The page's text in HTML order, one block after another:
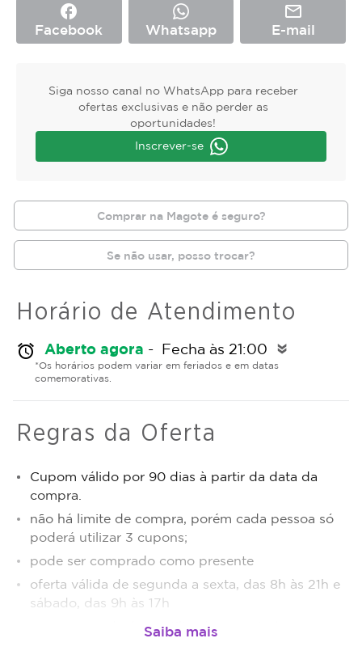
facebook
Facebook Whatsapp
mail_outline
E-mail
Siga nosso canal no WhatsApp para receber
ofertas exclusivas e não perder as
oportunidades!
Inscrever-se
Comprar na Magote é seguro?
Se não usar, posso trocar?
Horário de Atendimento
alarm Aberto agora - Fecha às 21:00 double_arrow
*Os horários podem variar em feriados e em datas
comemorativas.
Regras da Oferta
Cupom válido por 90 dias à partir da data da
compra.
não há limite de compra, porém cada pessoa só
poderá utilizar 3 cupons;
pode ser comprado como presente
oferta válida de segunda a sexta, das 8h às 21h e
sábado, das 9h às 17h
o cupom poderá ser utilizado a partir da